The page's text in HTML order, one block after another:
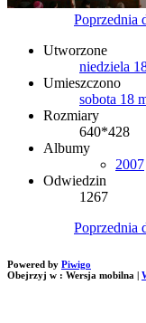
Poprzednia
Utworzone
niedziela
Umieszczono
sobota 18
Rozmiary
640*428
Albumy
2007
Odwiedzin
1267
Poprzednia
Powered by Piwigo
Obejrzyj w : Wersja mobilna |